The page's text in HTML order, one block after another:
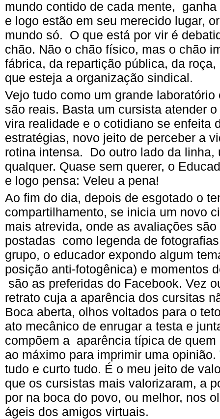
mundo contido de cada mente,
e logo estão em seu merecido lugar,
mundo só. O que está por vir é
chão. Não o chão físico, mas o chão
fábrica, da repartição pública, da
que esteja a organização sindical.
Vejo tudo como um grande
são reais. Basta um cursista atender
vira realidade e o cotidiano se enfeita
estratégias, novo jeito de perceber a
rotina intensa. Do outro lado da linha,
qualquer. Quase sem querer, o
e logo pensa: Veleu a pena!
Ao fim do dia, depois de esgotado o
compartilhamento, se inicia um novo
mais atrevida, onde as avaliações
postadas como legenda de
grupo, o educador expondo algum
posição anti-fotogênica) e momentos
são as preferidas do Facebook. Vez
retrato cuja a aparência dos cursitas
Boca aberta, olhos voltados para o
ato mecânico de enrugar a testa e
compõem a aparência típica de quem
ao máximo para imprimir uma
tudo e curto tudo. É o meu jeito de
que os cursistas mais valorizaram, a
por na boca do povo, ou melhor, nos
ágeis dos amigos virtuais.